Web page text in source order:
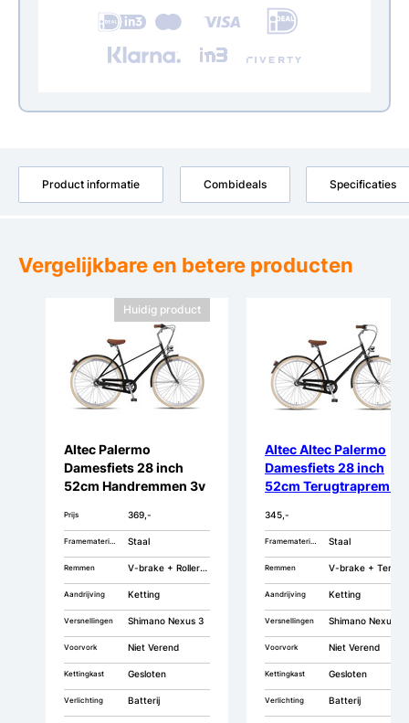
Product informatie Combideals Specificaties
Vergelijkbare en betere producten
Huidig product
Altec Palermo
Damesfiets 28 inch
52cm Handremmen 3v
Prijs 369,-
Staal
Remmen V-brake + Rollerbrake
Aandrijving Ketting
Versnellingen Shimano Nexus 3
Voorvork Niet Verend
Kettingkast Gesloten
Verlichting Batterij
Altec Altec Palermo
Damesfiets 28 inch
52cm Terugtraprem 3v
345,-
Staal
Remmen V-brake + Terugtraprem
Aandrijving Ketting
Versnellingen Shimano Nexus 3
Voorvork Niet Verend
Kettingkast Gesloten
Verlichting Batterij